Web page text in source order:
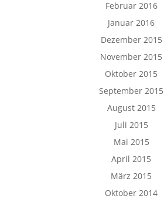
Februar 2016
Januar 2016
Dezember 2015
November 2015
Oktober 2015
September 2015
August 2015
Juli 2015
Mai 2015
April 2015
März 2015
Oktober 2014